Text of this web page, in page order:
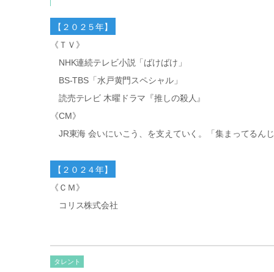
【２０２５年】
《ＴＶ》
NHK連続テレビ小説「ばけばけ」
BS-TBS「水戸黄門スペシャル」
読売テレビ 木曜ドラマ『推しの殺人』
《CM》
JR東海 会いにいこう、を支えていく。「集まってるん
【２０２４年】
《ＣＭ》
コリス株式会社
タレント